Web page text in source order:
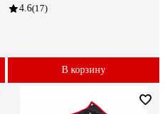
4.6(17)
В корзину